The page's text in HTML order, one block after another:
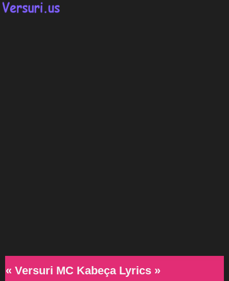
« Versuri MC Kabeça Lyrics »